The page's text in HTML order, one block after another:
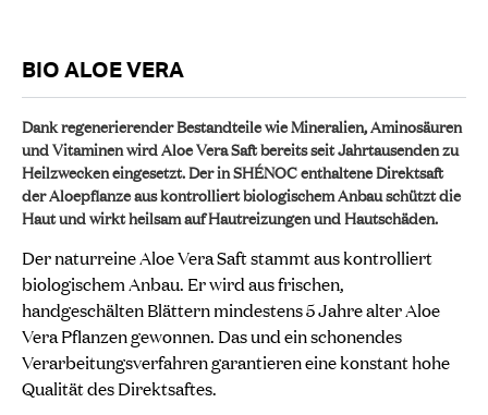
BIO ALOE VERA
Dank regenerierender Bestandteile wie Mineralien, Aminosäuren
und Vitaminen wird Aloe Vera Saft bereits seit Jahrtausenden zu
Heilzwecken eingesetzt. Der in SHÉNOC enthaltene Direktsaft
der Aloepflanze aus kontrolliert biologischem Anbau schützt die
Haut und wirkt heilsam auf Hautreizungen und Hautschäden.
Der naturreine Aloe Vera Saft stammt aus kontrolliert
biologischem Anbau. Er wird aus frischen,
handgeschälten Blättern mindestens 5 Jahre alter Aloe
Vera Pflanzen gewonnen. Das und ein schonendes
Verarbeitungsverfahren garantieren eine konstant hohe
Qualität des Direktsaftes.